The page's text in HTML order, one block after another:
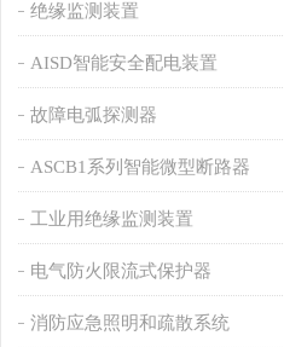
绝缘监测装置
AISD智能安全配电装置
故障电弧探测器
ASCB1系列智能微型断路器
工业用绝缘监测装置
电气防火限流式保护器
消防应急照明和疏散系统